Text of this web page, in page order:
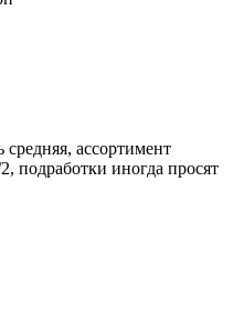
ассортимент
подработки иногда просят